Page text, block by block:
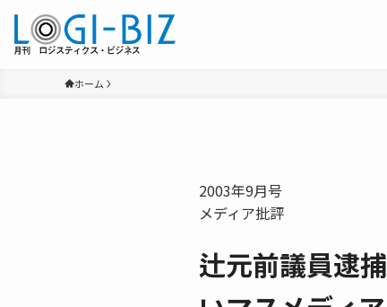
ホーム
2003年9月号
メディア批評
辻元前議員逮